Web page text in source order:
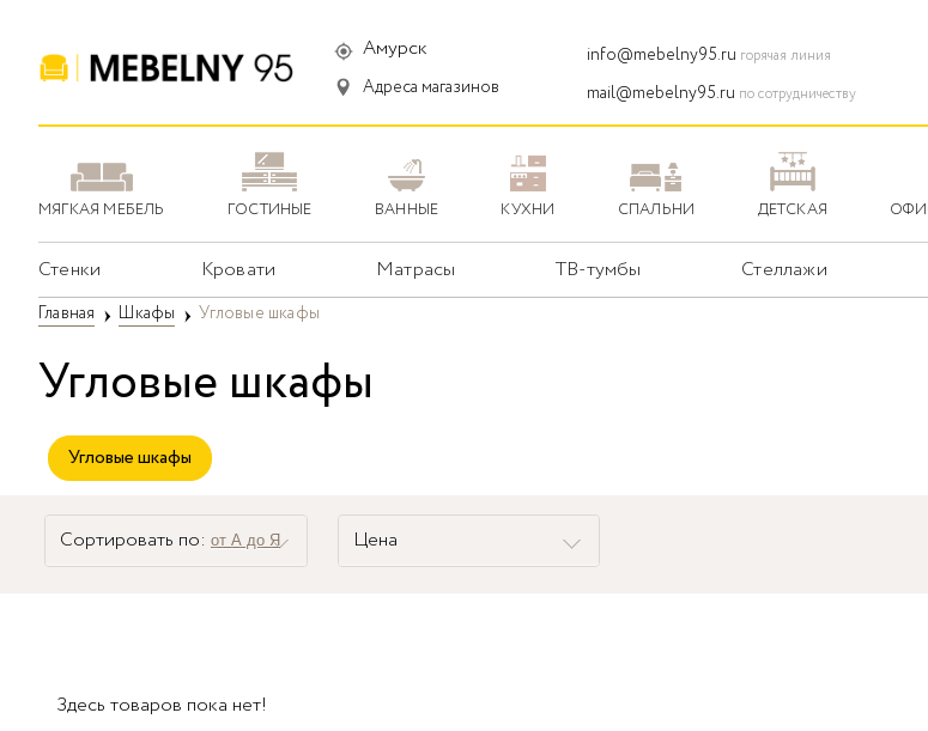
Амурск
Адреса магазинов
info@mebelny95.ru горячая линия
mail@mebelny95.ru по сотрудничеству
МЯГКАЯ МЕБЕЛЬ ГОСТИНЫЕ ВАННЫЕ КУХНИ СПАЛЬНИ ДЕТСКАЯ
Стенки Кровати Матрасы ТВ-тумбы Стеллажи
Главная Шкафы Угловые шкафы
Угловые шкафы
Угловые шкафы
Сортировать по: от А до Я Цена
Здесь товаров пока нет!